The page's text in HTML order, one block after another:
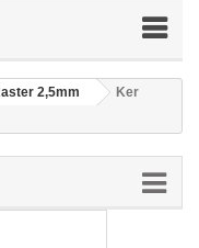
2,5mm
Ker